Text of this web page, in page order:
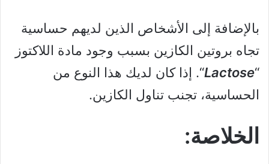
بالإضافة إلى الأشخاص الذين لديهم حساسية
تجاه بروتين الكازين بسبب وجود مادة اللاكتوز
“
Lactose“. إذا كان لديك هذا النوع من
الحساسية، تجنب تناول الكازين.
الخلاصة: